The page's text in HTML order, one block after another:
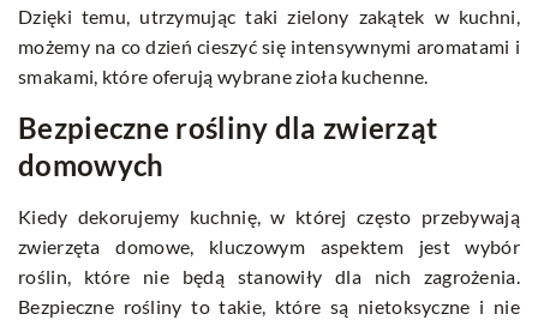
Dzięki temu, utrzymując taki zielony zakątek w kuchni,
możemy na co dzień cieszyć się intensywnymi aromatami i
smakami, które oferują wybrane zioła kuchenne.
Bezpieczne rośliny dla zwierząt
domowych
Kiedy dekorujemy kuchnię, w której często przebywają
zwierzęta domowe, kluczowym aspektem jest wybór
roślin, które nie będą stanowiły dla nich zagrożenia.
Bezpieczne rośliny to takie, które są nietoksyczne i nie